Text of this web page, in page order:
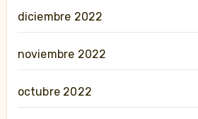
diciembre 2022
noviembre 2022
octubre 2022